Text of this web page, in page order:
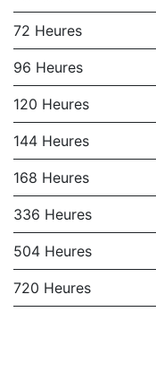
72 Heures
96 Heures
120 Heures
144 Heures
168 Heures
336 Heures
504 Heures
720 Heures